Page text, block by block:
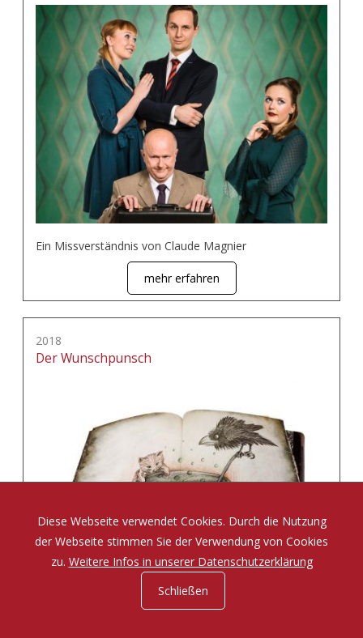
Ein Missverständnis von Claude Magnier
mehr erfahren
2018
Der Wunschpunsch
Eine Zauberposse von Michael Ende
Diese Webseite verwendet Cookies. Durch die Nutzung
der Webseite stimmen Sie der Verwendung von Cookies
zu. Weitere Infos in unserer Datenschutzerklärung
Schließen